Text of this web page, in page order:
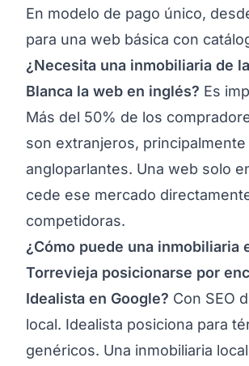
En modelo de pago único,
para una web básica con
¿Necesita una inmobiliaria de
Blanca la web en inglés? Es
Más del 50% de los
son extranjeros, principalmente
angloparlantes. Una web solo
cede ese mercado
competidoras.
¿Cómo puede una inmobiliaria
Torrevieja posicionarse por
Idealista en Google? Con SEO
local. Idealista posiciona para
genéricos. Una inmobiliaria